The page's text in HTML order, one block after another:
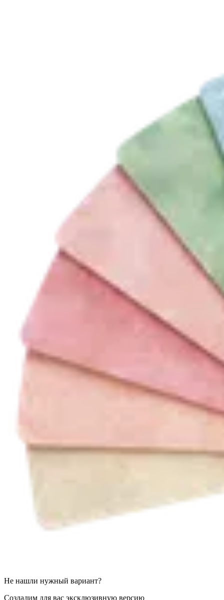
Не нашли нужный вариант?
Создадим для вас эксклюзивную версию